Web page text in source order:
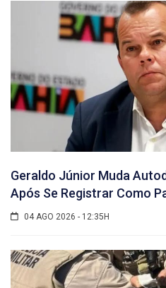
Geraldo Júnior Muda
Após Se Registrar Como
04 AGO 2026 - 12:35H